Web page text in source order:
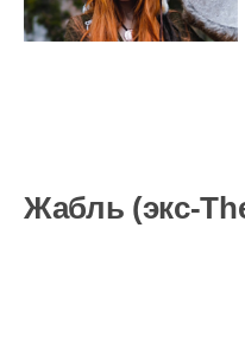
Жабль (экс-